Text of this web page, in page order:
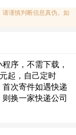
谨慎判断信息真伪。如
序，不需下载，
起，自己定时
次寄件如遇快递
换一家快递公司